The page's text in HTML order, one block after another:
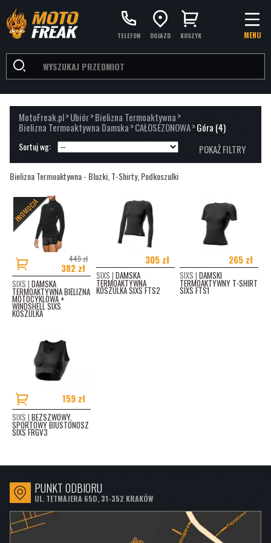
TELEFON DOJAZD KOSZYK MENU
MotoFreak.pl>Ubiór>Bielizna Termoaktywna>
Bielizna Termoaktywna Damska>CAŁOSEZONOWA>Góra (4)
POKAŻ FILTRY
Sortuj wg:
Bielizna Termoaktywna - Bluzki, T-Shirty, Podkoszulki
PROMOCJA
449 zł
382 zł
SIXS | DAMSKA
TERMOAKTYWNA BIELIZNA
MOTOCYKLOWA +
WINDSHELL SIXS
KOSZULKA
305 zł
SIXS | DAMSKA
TERMOAKTYWNA
KOSZULKA SIXS FTS2
265 zł
SIXS | DAMSKI
TERMOAKTYWNY T-SHIRT
SIXS FTS1
159 zł
SIXS | BEZSZWOWY,
SPORTOWY BIUSTONOSZ
SIXS FRGV3
PUNKT ODBIORU
UL. TETMAJERA 65D, 31-352 KRAKÓW